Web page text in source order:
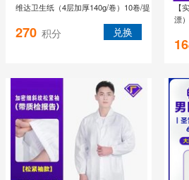
维达卫生纸（4层加厚140g/卷）10卷/提
270 积分 兑换
【
漂）